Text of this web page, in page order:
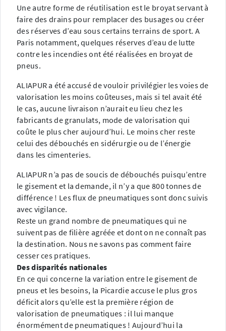
Une autre forme de réutilisation est le broyat servant à
faire des drains pour remplacer des busages ou créer
des réserves d’eau sous certains terrains de sport. A
Paris notamment, quelques réserves d’eau de lutte
contre les incendies ont été réalisées en broyat de
pneus.
ALIAPUR a été accusé de vouloir privilégier les voies de
valorisation les moins coûteuses, mais si tel avait été
le cas, aucune livraison n’aurait eu lieu chez les
fabricants de granulats, mode de valorisation qui
coûte le plus cher aujourd’hui. Le moins cher reste
celui des débouchés en sidérurgie ou de l’énergie
dans les cimenteries.
ALIAPUR n’a pas de soucis de débouchés puisqu’entre
le gisement et la demande, il n’y a que 800 tonnes de
différence ! Les flux de pneumatiques sont donc suivis
avec vigilance.
Reste un grand nombre de pneumatiques qui ne
suivent pas de filière agréée et dont on ne connaît pas
la destination. Nous ne savons pas comment faire
cesser ces pratiques.
Des disparités nationales
En ce qui concerne la variation entre le gisement de
pneus et les besoins, la Picardie accuse le plus gros
déficit alors qu’elle est la première région de
valorisation de pneumatiques : il lui manque
énormément de pneumatiques ! Aujourd’hui la